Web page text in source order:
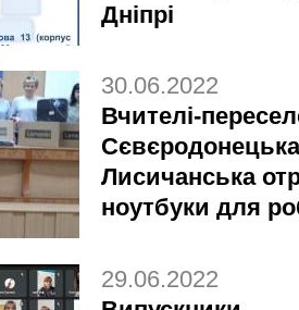
Дніпрі
30.06.2022
Вчителі-
Лисичанська
ноутбуки для
29.06.2022